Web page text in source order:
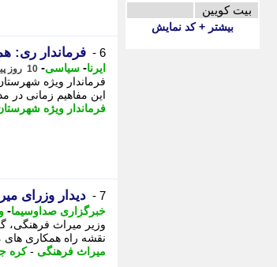
بیت کویین
بیشتر + کد نمایش
6 - فرماندار ری:
ایرنا- سیاسی- 10 روز پیش - یکشنبه 4 مرداد 1405، 21:50
فرماندار ویژه
این مفاهیم زمانی در
فرماندار ویژه
7 - دیدار وزرای
خبرگزاری صداوسیما-
وزیر میراث فرهنگی،
نقشه راه همکاری
میراث فرهنگی -کره